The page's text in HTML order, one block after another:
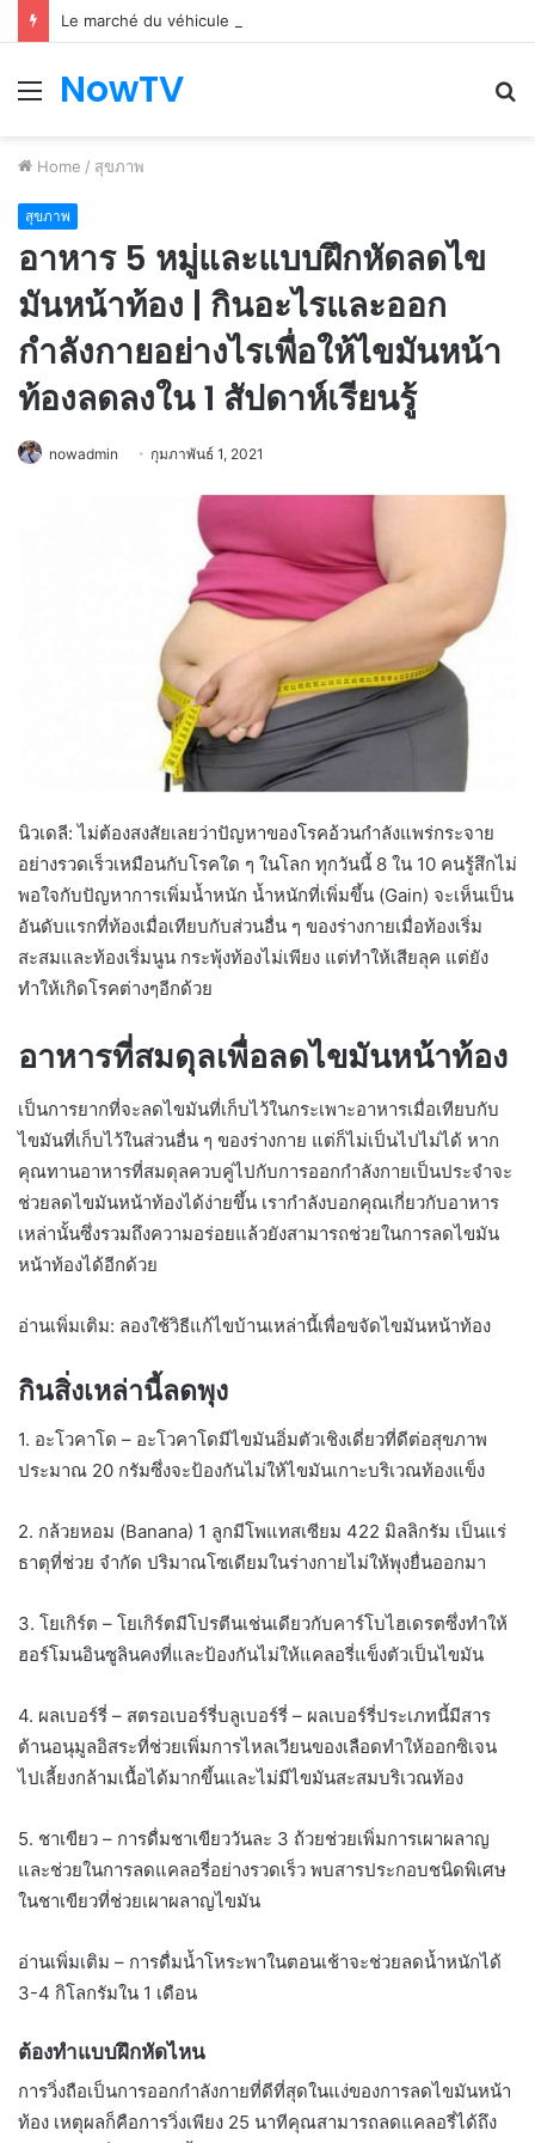
Le marché du véhicule d’occasion en plein essor
Menu
NowTV
Home / สุขภาพ
สุขภาพ
อาหาร 5 หมู่และแบบฝึกหัดลดไข
มันหน้าท้อง | กินอะไรและออก
กำลังกายอย่างไรเพื่อให้ไขมันหน้า
ท้องลดลงใน 1 สัปดาห์เรียนรู้
nowadmin กุมภาพันธ์ 1, 2021
นิวเดลี: ไม่ต้องสงสัยเลยว่าปัญหาของโรคอ้วนกำลังแพร่กระจาย
อย่างรวดเร็วเหมือนกับโรคใด ๆ ในโลก ทุกวันนี้ 8 ใน 10 คนรู้สึกไม่
พอใจกับปัญหาการเพิ่มน้ำหนัก น้ำหนักที่เพิ่มขึ้น (Gain) จะเห็นเป็น
อันดับแรกที่ท้องเมื่อเทียบกับส่วนอื่น ๆ ของร่างกายเมื่อท้องเริ่ม
สะสมและท้องเริ่มนูน กระพุ้งท้องไม่เพียง แต่ทำให้เสียลุค แต่ยัง
ทำให้เกิดโรคต่างๆอีกด้วย
อาหารที่สมดุลเพื่อลดไขมันหน้าท้อง
เป็นการยากที่จะลดไขมันที่เก็บไว้ในกระเพาะอาหารเมื่อเทียบกับ
ไขมันที่เก็บไว้ในส่วนอื่น ๆ ของร่างกาย แต่ก็ไม่เป็นไปไม่ได้ หาก
คุณทานอาหารที่สมดุลควบคู่ไปกับการออกกำลังกายเป็นประจำจะ
ช่วยลดไขมันหน้าท้องได้ง่ายขึ้น เรากำลังบอกคุณเกี่ยวกับอาหาร
เหล่านั้นซึ่งรวมถึงความอร่อยแล้วยังสามารถช่วยในการลดไขมัน
หน้าท้องได้อีกด้วย
อ่านเพิ่มเติม: ลองใช้วิธีแก้ไขบ้านเหล่านี้เพื่อขจัดไขมันหน้าท้อง
กินสิ่งเหล่านี้ลดพุง
1. อะโวคาโด – อะโวคาโดมีไขมันอิ่มตัวเชิงเดี่ยวที่ดีต่อสุขภาพ
ประมาณ 20 กรัมซึ่งจะป้องกันไม่ให้ไขมันเกาะบริเวณท้องแข็ง
2. กล้วยหอม (Banana) 1 ลูกมีโพแทสเซียม 422 มิลลิกรัม เป็นแร่
ธาตุที่ช่วย จำกัด ปริมาณโซเดียมในร่างกายไม่ให้พุงยื่นออกมา
3. โยเกิร์ต – โยเกิร์ตมีโปรตีนเช่นเดียวกับคาร์โบไฮเดรตซึ่งทำให้
ฮอร์โมนอินซูลินคงที่และป้องกันไม่ให้แคลอรี่แข็งตัวเป็นไขมัน
4. ผลเบอร์รี่ – สตรอเบอร์รี่บลูเบอร์รี่ – ผลเบอร์รี่ประเภทนี้มีสาร
ต้านอนุมูลอิสระที่ช่วยเพิ่มการไหลเวียนของเลือดทำให้ออกซิเจน
ไปเลี้ยงกล้ามเนื้อได้มากขึ้นและไม่มีไขมันสะสมบริเวณท้อง
5. ชาเขียว – การดื่มชาเขียววันละ 3 ถ้วยช่วยเพิ่มการเผาผลาญ
และช่วยในการลดแคลอรี่อย่างรวดเร็ว พบสารประกอบชนิดพิเศษ
ในชาเขียวที่ช่วยเผาผลาญไขมัน
อ่านเพิ่มเติม – การดื่มน้ำโหระพาในตอนเช้าจะช่วยลดน้ำหนักได้
3-4 กิโลกรัมใน 1 เดือน
ต้องทำแบบฝึกหัดไหน
การวิ่งถือเป็นการออกกำลังกายที่ดีที่สุดในแง่ของการลดไขมันหน้า
ท้อง เหตุผลก็คือการวิ่งเพียง 25 นาทีคุณสามารถลดแคลอรี่ได้ถึง